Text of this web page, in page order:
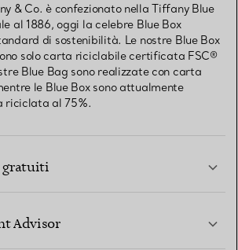
& Co. è confezionato nella Tiffany Blue
al 1886, oggi la celebre Blue Box
di sostenibilità. Le nostre Blue Box
solo carta riciclabile certificata FSC®
Blue Bag sono realizzate con carta
le Blue Box sono attualmente
riciclata al 75%.
gratuiti
Advisor